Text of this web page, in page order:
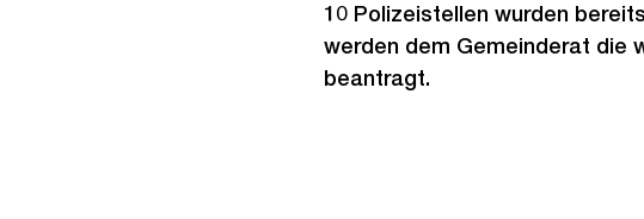
10 Polizeistellen wurden
werden dem Gemeinderat die
beantragt.